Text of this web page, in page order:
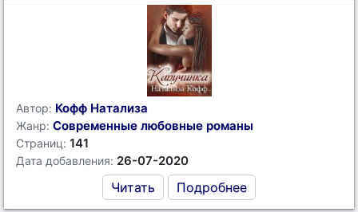
Автор: Кофф Натализа
Жанр: Современные любовные романы
Страниц: 141
Дата добавления: 26-07-2020
Читать Подробнее